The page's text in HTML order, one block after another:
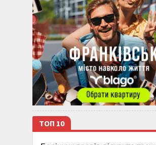
ТОП 10